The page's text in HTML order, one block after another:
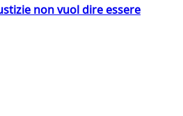
non vuol dire essere